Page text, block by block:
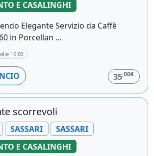
E CASALINGHI
Elegante Servizio da Caffè
in Porcellan ...
16:02
35,00€
scorrevoli
SASSARI
SASSARI
E CASALINGHI